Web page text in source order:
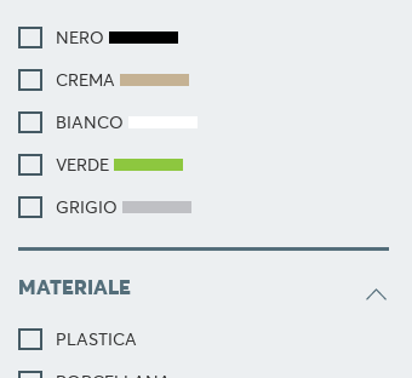
BLOG
NERO
CREMA
BIANCO
VERDE
GRIGIO
MATERIALE
PLASTICA